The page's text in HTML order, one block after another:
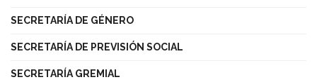
SECRETARÍA DE GÉNERO
SECRETARÍA DE PREVISIÓN SOCIAL
SECRETARÍA GREMIAL